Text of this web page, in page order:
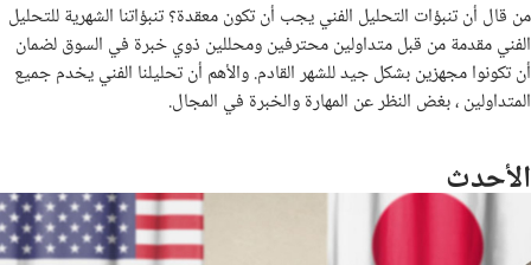
توصيات يومية لتداول البيتكوين (BTC/USD)
توقعات أسعار الذهب الايام القادمة
تحليل الذهب اليوم
من قال أن تنبؤات التحليل الفني يجب أن تكون معقدة؟ تنبؤاتنا الشهرية للتحليل
الفني مقدمة من قبل متداولين محترفين ومحللين ذوي خبرة في السوق لضمان
أن تكونوا مجهزين بشكل جيد للشهر القادم. والأهم أن تحليلنا الفني يخدم جميع
المتداولين ، بغض النظر عن المهارة والخبرة في المجال.
الأحدث